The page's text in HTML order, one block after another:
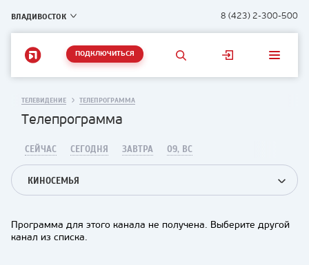
ВЛАДИВОСТОК 8 (423) 2-300-500
ПОДКЛЮЧИТЬСЯ
ТЕЛЕВИДЕНИЕ ТЕЛЕПРОГРАММА
Телепрограмма
СЕЙЧАС СЕГОДНЯ ЗАВТРА 09, ВС
КИНОСЕМЬЯ
Программа для этого канала не получена. Выберите другой
канал из списка.